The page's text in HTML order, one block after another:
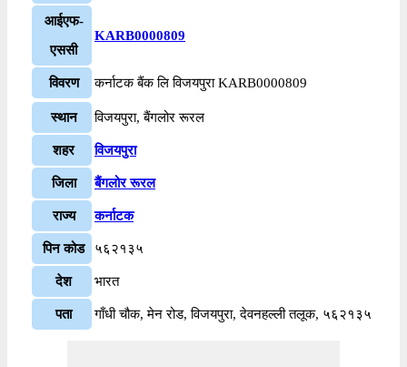
आईएफ-
एससी
KARB0000809
विवरण कर्नाटक बैंक लि विजयपुरा KARB0000809
स्थान विजयपुरा, बैंगलोर रूरल
शहर विजयपुरा
जिला बैंगलोर रूरल
राज्य कर्नाटक
पिन कोड ५६२१३५
देश भारत
पता गाँधी चौक, मेन रोड, विजयपुरा, देवनहल्ली तलूक, ५६२१३५